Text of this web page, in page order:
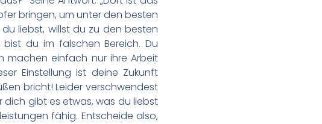
bringen, um unter den besten
liebst, willst du zu den besten
bist du im falschen Bereich. Du
machen einfach nur ihre Arbeit
Einstellung ist deine Zukunft
bricht! Leider verschwendest
dich gibt es etwas, was du liebst
fähig. Entscheide also,